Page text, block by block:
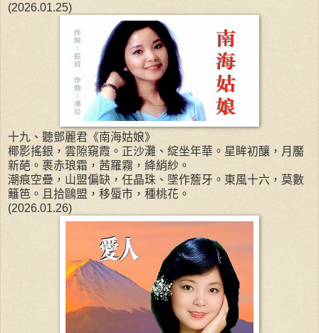
(2026.01.25)
十九、聽鄧麗君《南海姑娘》
椰影搖銀，雲隙窺霞。正沙灘、綻坐年華。星眸初釀，月靨
新葩。裹赤琅霜，茜羅霧，絳綃紗。
潮痕空疊，山盟偏缺，任晶珠、墜作簷牙。東風十六，莫數
籬笆。且拾鷗盟，移蜃市，種桃花。
(2026.01.26)